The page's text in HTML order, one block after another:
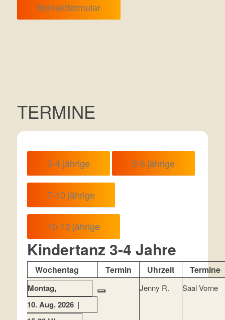
Kontaktformular
TERMINE
3-4 jährige 5-6 jährige
7-10 jährige
10-12 jährige
Kindertanz 3-4 Jahre
Wochentag Termin Uhrzeit Termine
Montag
10. Aug. 2026
Jenny R. Saal Vorne